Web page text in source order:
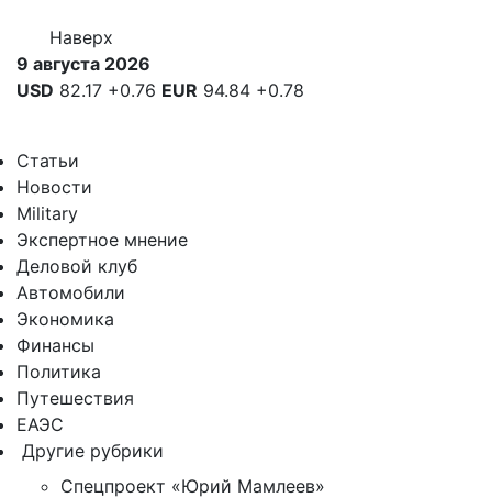
Наверх
9 августа 2026
USD 82.17 +0.76 EUR 94.84 +0.78
Статьи
Новости
Military
Экспертное мнение
Деловой клуб
Автомобили
Экономика
Финансы
Политика
Путешествия
ЕАЭС
Другие рубрики
Спецпроект «Юрий Мамлеев»